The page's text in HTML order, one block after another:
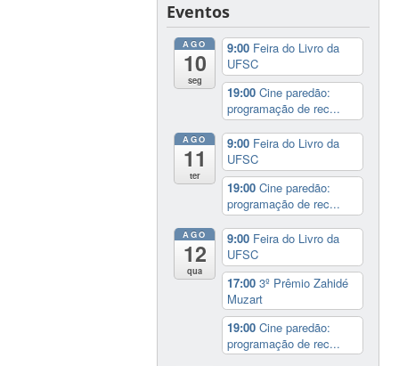
Eventos
AGO
10
seg
9:00 Feira do Livro da
UFSC
19:00Cine paredão:
programação de rec...
AGO
11
ter
9:00 Feira do Livro da
UFSC
19:00Cine paredão:
programação de rec...
AGO
12
qua
9:00 Feira do Livro da
UFSC
17:003º Prêmio Zahidé
Muzart
19:00Cine paredão:
programação de rec...